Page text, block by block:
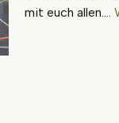
mit euch allen.…